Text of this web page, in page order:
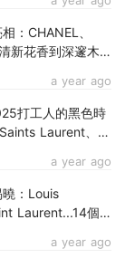
a year ago
：CHANEL、
新花香到深邃木
a year ago
打工人的黑色時
Laurent、
a year ago
：Louis
Laurent...14個